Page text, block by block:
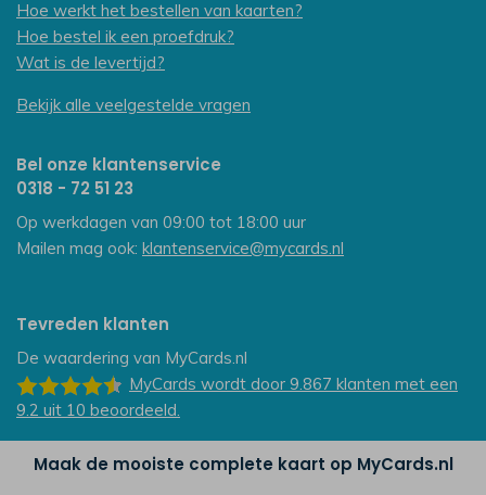
Hoe werkt het bestellen van kaarten?
Hoe bestel ik een proefdruk?
Wat is de levertijd?
Bekijk alle veelgestelde vragen
Bel onze klantenservice
0318 - 72 51 23
Op werkdagen van 09:00 tot 18:00 uur
Mailen mag ook: klantenservice@mycards.nl
Tevreden klanten
De waardering van MyCards.nl
MyCards wordt door 9.867 klanten met een
9.2 uit 10 beoordeeld.
Maak de mooiste complete kaart op MyCards.nl